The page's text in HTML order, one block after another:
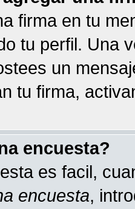
firma en tu
tu perfil. Una
un
tu firma,
encuesta?
es facil,
encuesta,